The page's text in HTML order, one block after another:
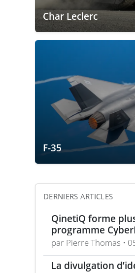
Char Leclerc
F-35
DERNIERS ARTICLES
QinetiQ forme
programme
National Cyber
par Pierre Thomas •
La divulgation